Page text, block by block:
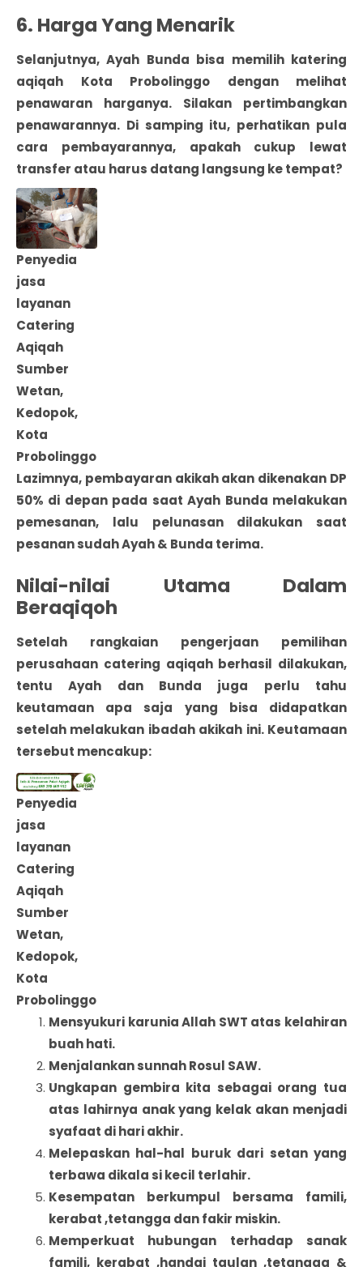
6. Harga Yang Menarik
Selanjutnya, Ayah Bunda bisa memilih katering
aqiqah Kota Probolinggo dengan melihat
penawaran harganya. Silakan pertimbangkan
penawarannya. Di samping itu, perhatikan pula
cara pembayarannya, apakah cukup lewat
transfer atau harus datang langsung ke tempat?
Penyedia
jasa
layanan
Catering
Aqiqah
Sumber
Wetan,
Kedopok,
Kota
Probolinggo
Lazimnya, pembayaran akikah akan dikenakan DP
50% di depan pada saat Ayah Bunda melakukan
pemesanan, lalu pelunasan dilakukan saat
pesanan sudah Ayah & Bunda terima.
Nilai-nilai Utama Dalam
Beraqiqoh
Setelah rangkaian pengerjaan pemilihan
perusahaan catering aqiqah berhasil dilakukan,
tentu Ayah dan Bunda juga perlu tahu
keutamaan apa saja yang bisa didapatkan
setelah melakukan ibadah akikah ini. Keutamaan
tersebut mencakup:
Penyedia
jasa
layanan
Catering
Aqiqah
Sumber
Wetan,
Kedopok,
Kota
Probolinggo
Mensyukuri karunia Allah SWT atas kelahiran
buah hati.
Menjalankan sunnah Rosul SAW.
Ungkapan gembira kita sebagai orang tua
atas lahirnya anak yang kelak akan menjadi
syafaat di hari akhir.
Melepaskan hal-hal buruk dari setan yang
terbawa dikala si kecil terlahir.
Kesempatan berkumpul bersama famili,
kerabat ,tetangga dan fakir miskin.
Memperkuat hubungan terhadap sanak
famili, kerabat ,handai taulan ,tetangga &